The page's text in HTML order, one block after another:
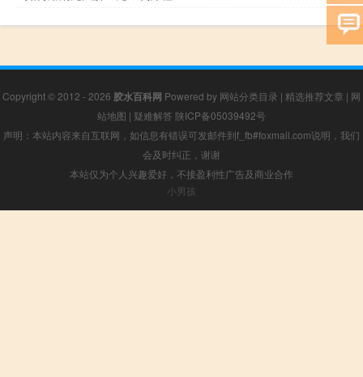
Copyright © 2012 - 2026 胶水百科网 Powered by 网站分类目录 | 精选推荐文章 | 网
站地图 | 疑难解答 陕ICP备05039492号
声明：本站内容来自互联网，如信息有错误可发邮件到f_fb#foxmail.com说明，我们
会及时纠正，谢谢
本站仅为个人兴趣爱好，不接盈利性广告及商业合作
小男孩